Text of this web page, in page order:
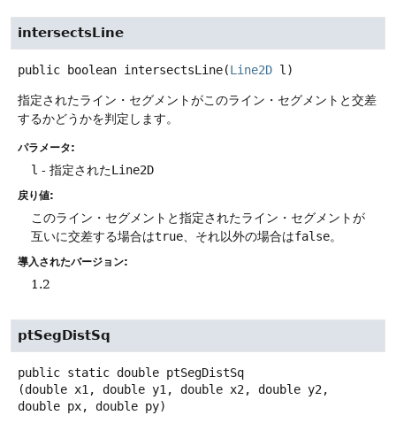
intersectsLine
public boolean intersectsLine(Line2D l)
指定されたライン・セグメントがこのライン・セグメントと交差
するかどうかを判定します。
パラメータ:
l - 指定されたLine2D
戻り値:
このライン・セグメントと指定されたライン・セグメントが
互いに交差する場合はtrue、それ以外の場合はfalse。
導入されたバージョン:
1.2
ptSegDistSq
public static double ptSegDistSq
(double x1, double y1, double x2, double y2,
double px, double py)